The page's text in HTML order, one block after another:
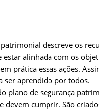
descreve os
alinhada com os
prática essas ações.
ser aprendido por todos.
plano de segurança
cumprir. São